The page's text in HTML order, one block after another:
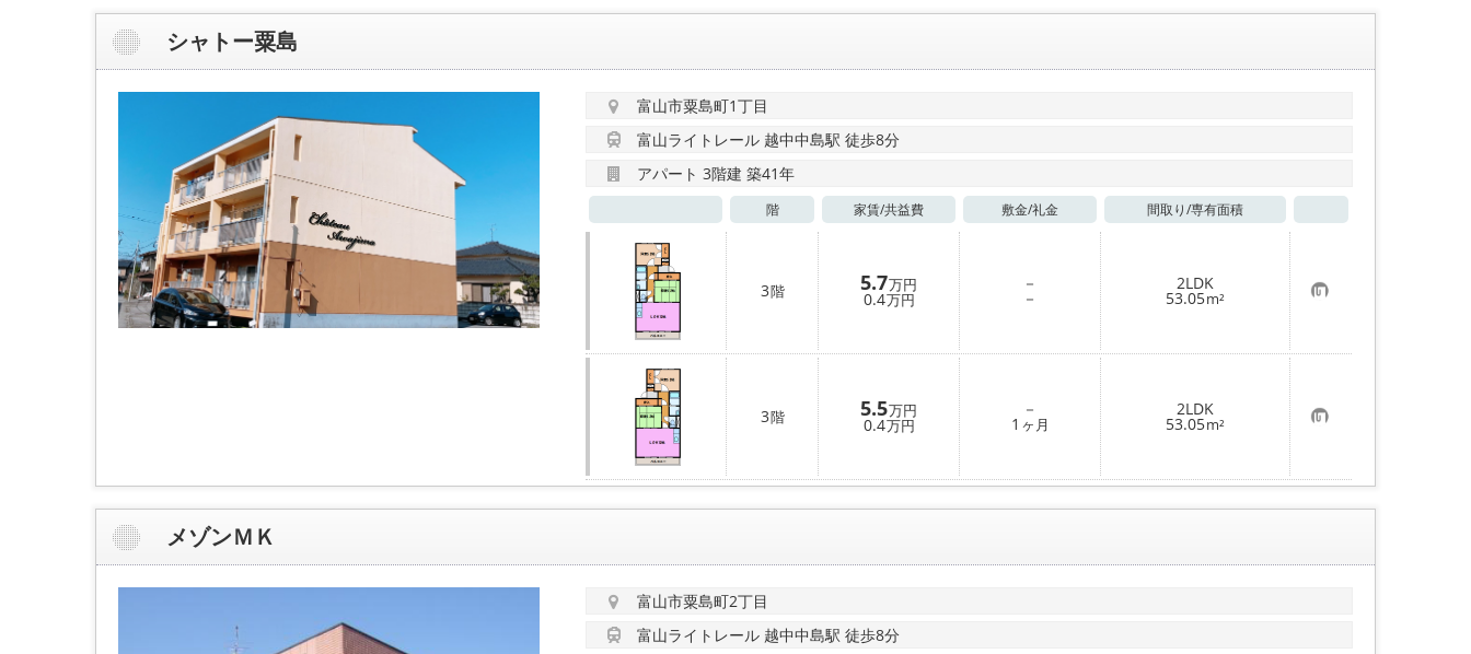
録
シャトー粟島
富山市粟島町1丁目
富山ライトレール 越中中島駅 徒歩8分
アパート 3階建 築41年
階 家賃/共益費 敷金/礼金 間取り/専有面積
3階 5.7万円
0.4万円
－
－
2LDK
53.05m² お
気
に
入
り
登
録
3階 5.5万円
0.4万円
－
1 ヶ月
2LDK
53.05m² お
気
に
入
り
録
メゾンＭＫ
富山市粟島町2丁目
富山ライトレール 越中中島駅 徒歩8分